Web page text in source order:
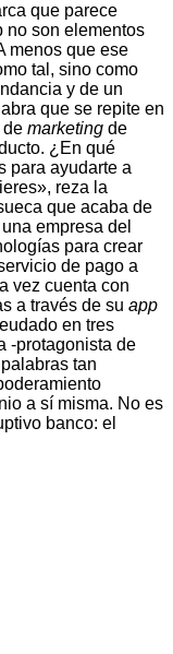
que parece
no son elementos
menos que ese
tal, sino como
y de un
que se repite en
de marketing de
¿En qué
para ayudarte a
reza la
que acaba de
empresa del
para crear
de pago a
vez cuenta con
a través de su app
en tres
-protagonista de
tan
a sí misma. No es
banco: el